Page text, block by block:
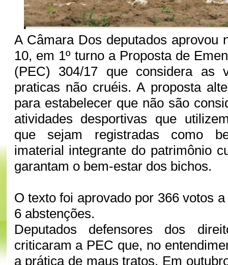
A Câmara Dos deputados aprovou
10, em 1º turno a Proposta de
(PEC) 304/17 que considera as
praticas não cruéis. A proposta
para estabelecer que não são
atividades desportivas que
que sejam registradas como
imaterial integrante do patrimônio
garantam o bem-estar dos bichos.
O texto foi aprovado por 366 votos
6 abstenções.
Deputados defensores dos
criticaram a PEC que, no
a prática de maus tratos. Em